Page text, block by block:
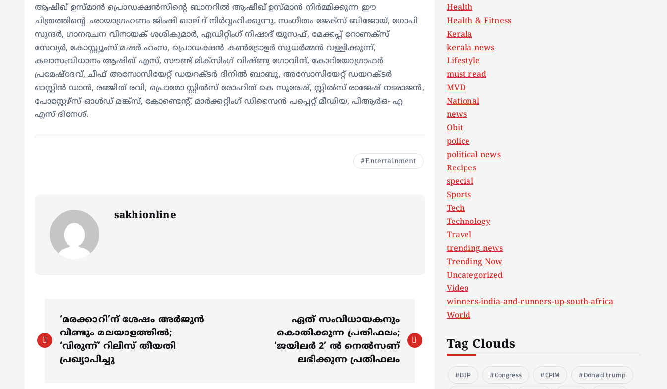
ആഷിഖ് ഉസ്മാൻ പ്രൊഡക്ഷൻസിന്റെ ബാനറിൽ ആഷിഖ് ഉസ്മാൻ നിർമ്മിക്കുന്ന ഈ
ചിത്രത്തിന്റെ ഛായാഗ്രഹണം ജിംഷി ഖാലിദ് നിർവ്വഹിക്കുന്നു. സംഗീതം ജേക്സ് ബിജോയ്, ഗോപി
സുന്ദർ, ഗാനരചന വിനായക് ശശികുമാർ, എഡിറ്റിംഗ് നിഷാദ് യൂസഫ്, മേക്കപ്പ് റോണക്‌സ്
സേവ്യർ, കോസ്റ്റ്യൂംസ് മഷർ ഹംസ, പ്രൊഡക്ഷൻ കൺട്രോളർ സുധർമ്മൻ വള്ളിക്കുന്ന്,
കലാസംവിധാനം ആഷിഖ് എസ്, സൗണ്ട് മിക്സിംഗ് വിഷ്ണു ഗോവിന്ദ്, കോറിയോഗ്രാഫർ
പ്രമേഷ്‌ദേവ്, ചീഫ് അസോസിയേറ്റ് ഡയറക്ടർ ദിനിൽ ബാബു, അസോസിയേറ്റ് ഡയറക്ടർ
ഓസ്റ്റിൻ ഡാൻ, രഞ്ജിത് രവി, പ്രൊമോ സ്റ്റിൽസ് രോഹിത് കെ സുരേഷ്, സ്റ്റിൽസ് രാജേഷ് നടരാജൻ,
പോസ്റ്റേഴ്സ് ഓൾഡ് മങ്ക്‌സ്, കോണ്ടെന്റ്, മാർക്കറ്റിംഗ് ഡിസൈൻ പപ്പെറ്റ് മീഡിയ, പിആർഒ- എ
എസ് ദിനേശ്.
Entertainment
sakhionline
o
‘മരക്കാറി’ന് ശേഷം അര്‍ജുന്‍
വീണ്ടും മലയാളത്തില്‍;
‘വിരുന്ന്’ റിലീസ് തീയതി
പ്രഖ്യാപിച്ചു
ഏത് സംവിധായകനും
കൊതിക്കുന്ന പ്രതിഫലം;
‘ജയിലര്‍ 2’ ല്‍ നെല്‍സണ്
ലഭിക്കുന്ന പ്രതിഫലം
Health
Health & Fitness
Kerala
kerala news
Lifestyle
must read
MVD
National
news
Obit
police
political news
Recipes
special
Sports
Tech
Technology
Travel
trending news
Trending Now
Uncategorized
Video
winners-india-and-runners-up-south-africa
World
Tag Clouds
BJP Congress CPIM
Donald trump